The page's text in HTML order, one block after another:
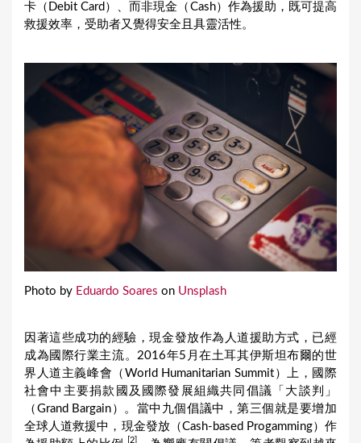
卡（Debit Card）、而非現金（Cash）作為援助，既可提高
救援效率，受助者又覺得安全且具靈活性。
Photo by Eduardo Soares on Unsplash
因著這些成功的經驗，現金發放作為人道援助方式，已經
成為國際行業主流。2016年5月在土耳其伊斯坦布爾的世
界人道主義峰會（World Humanitarian Summit）上，國際
社會中主要捐款國及國際發展組織共同倡議「大談判」
（Grand Bargain）。當中九個倡議中，第三個就是要增加
全球人道救援中，現金發放（Cash-based Progamming）作
[2]